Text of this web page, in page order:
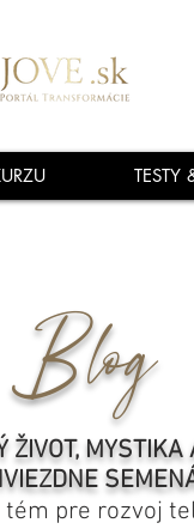
TESTY
MYSTIKA
pre rozvoj